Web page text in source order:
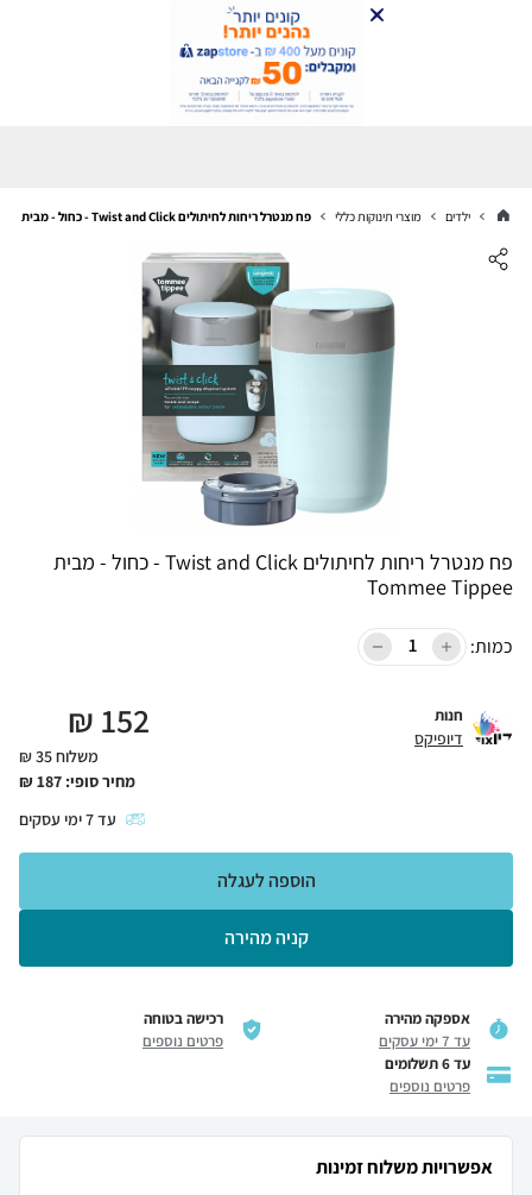
ילדים מוצרי תינוקות כללי פח מנטרל ריחות לחיתולים Twist and Click - כחול - מבית Tommee Tippee
פח מנטרל ריחות לחיתולים Twist and Click - כחול - מבית
Tommee Tippee
כמות:
חנות
דיופיקס 152
₪
משלוח 35 ₪
מחיר סופי: 187
₪
עד7ימי עסקים
קניה מהירה
הוספה לעגלה
אספקה מהירה
עד 7 ימי עסקים
רכישה בטוחה
פרטים נוספים
עד 6 תשלומים
פרטים נוספים
אפשרויות משלוח זמינות